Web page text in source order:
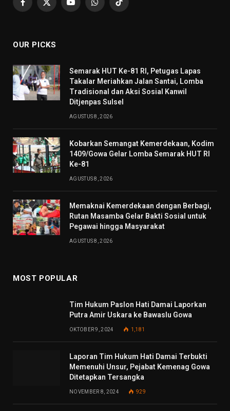
Facebook
X
YouTubeWhatsAppTikTok
OUR PICKS
Semarak HUT Ke-81 RI, Petugas Lapas
Takalar Meriahkan Jalan Santai, Lomba
Tradisional dan Aksi Sosial Kanwil
Ditjenpas Sulsel
AGUSTUS 8, 2026
Kobarkan Semangat Kemerdekaan, Kodim
1409/Gowa Gelar Lomba Semarak HUT RI
Ke-81
AGUSTUS 8, 2026
Memaknai Kemerdekaan dengan Berbagi,
Rutan Masamba Gelar Bakti Sosial untuk
Pegawai hingga Masyarakat
AGUSTUS 8, 2026
MOST POPULAR
Tim Hukum Paslon Hati Damai Laporkan
Putra Amir Uskara ke Bawaslu Gowa
OKTOBER 9, 2024 1,181
Laporan Tim Hukum Hati Damai Terbukti
Memenuhi Unsur, Pejabat Kemenag Gowa
Ditetapkan Tersangka
NOVEMBER 8, 2024 929